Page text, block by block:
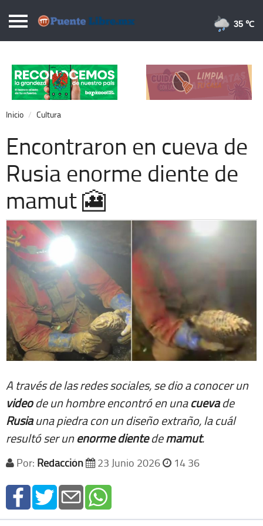
Puentelibre.mx
Local
Nacional
Opinión
Cronos
Economía
Extra +
35 ℃
Inicio Cultura
Encontraron en cueva de
Rusia enorme diente de
mamut 🎦
A través de las redes sociales, se dio a conocer un
videode un hombre encontró en unacuevade
Rusiauna piedra con un diseño extraño, la cuál
resultó ser unenormedientedemamut.
Por: Redacción 23 Junio 2026 14 36